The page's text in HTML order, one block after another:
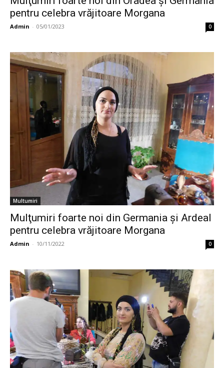
pentru celebra vrăjitoare Morgana
Admin - 05/01/2023 0
Multumiri
Mulţumiri foarte noi din Germania și Ardeal
pentru celebra vrăjitoare Morgana
Admin - 10/11/2022 0